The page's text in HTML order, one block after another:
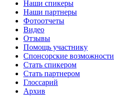
Наши спикеры
Наши партнеры
Фотоотчеты
Видео
Отзывы
Помощь участнику
Спонсорские возможности
Стать спикером
Стать партнером
Глоссарий
Архив